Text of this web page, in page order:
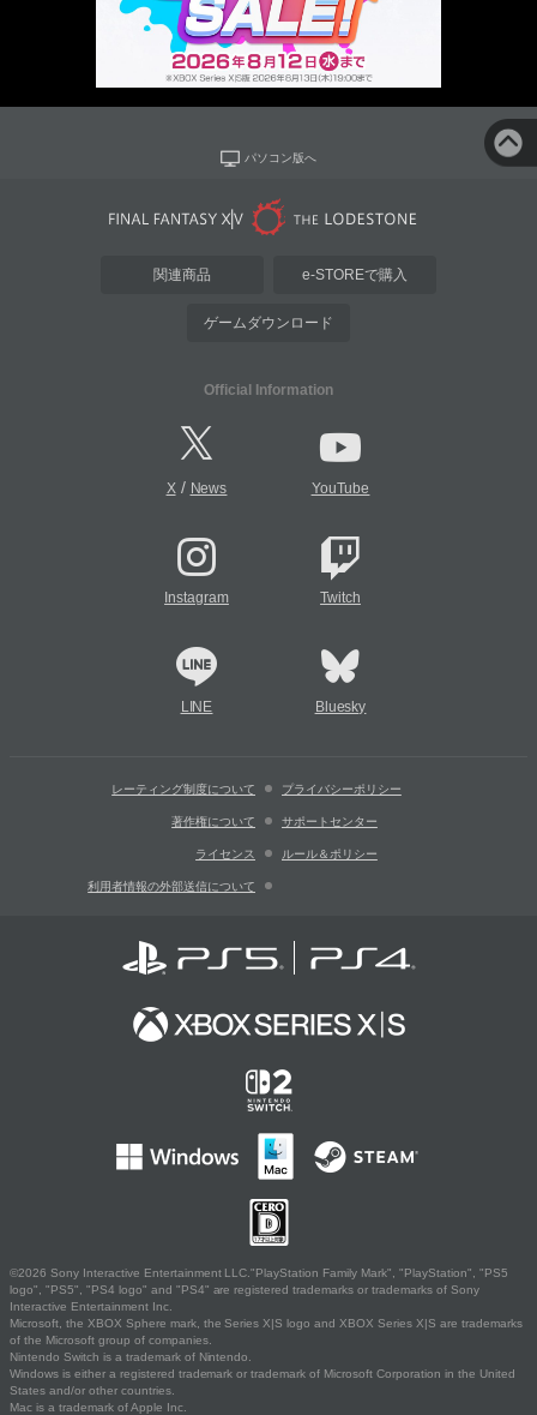
パソコン版へ
関連商品 e-STOREで購入
ゲームダウンロード
Official Information
X/ News YouTube
Instagram Twitch
LINE Bluesky
レーティング制度について プライバシーポリシー
著作権について サポートセンター
ライセンス ルール＆ポリシー
利用者情報の外部送信について
©2026 Sony Interactive Entertainment LLC."PlayStation Family Mark", "PlayStation", "PS5
logo", "PS5", "PS4 logo" and "PS4" are registered trademarks or trademarks of Sony
Interactive Entertainment Inc.
Microsoft, the XBOX Sphere mark, the Series X|S logo and XBOX Series X|S are trademarks
of the Microsoft group of companies.
Nintendo Switch is a trademark of Nintendo.
Windows is either a registered trademark or trademark of Microsoft Corporation in the United
States and/or other countries.
Mac is a trademark of Apple Inc.